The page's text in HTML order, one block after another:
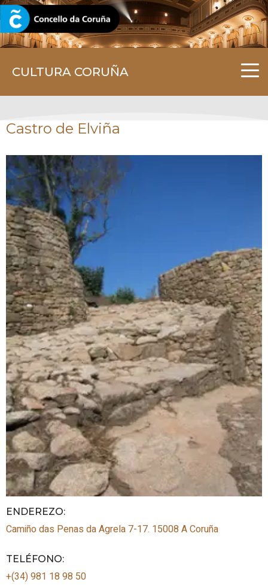
CULTURA CORUÑA
CORUNA.GAL
Castro de Elviña
ENDEREZO:
Camiño das Penas da Agrela 7-17. 15008 A Coruña
TELÉFONO:
+(34) 981 18 98 50